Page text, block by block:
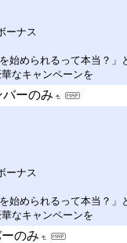
ーナス
められるって本当？」
なキャンペーンを
バーのみ
ーナス
められるって本当？」
なキャンペーンを
のみ